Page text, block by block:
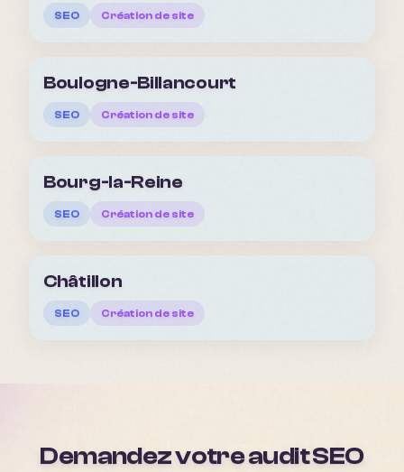
SEO Création de site
Boulogne-Billancourt
SEO Création de site
Bourg-la-Reine
SEO Création de site
Châtillon
SEO Création de site
Demandez votre audit SEO